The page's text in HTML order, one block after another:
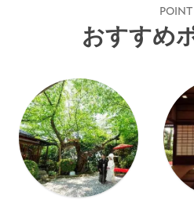
POINT
おすすめ